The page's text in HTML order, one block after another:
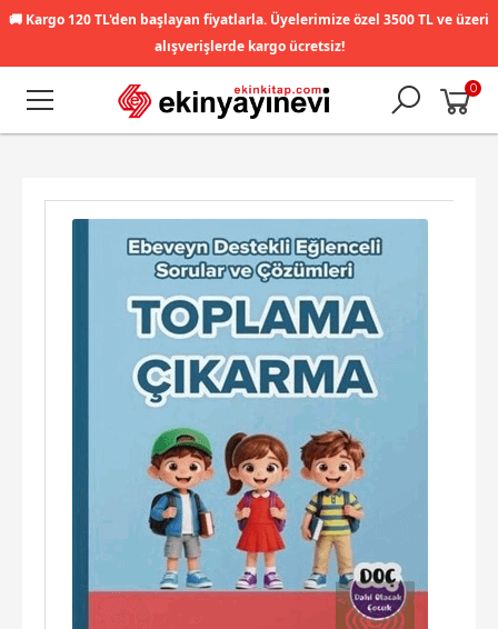
🚚 Kargo 120 TL'den başlayan fiyatlarla. Üyelerimize özel 3500 TL ve üzeri
alışverişlerde kargo ücretsiz!
0